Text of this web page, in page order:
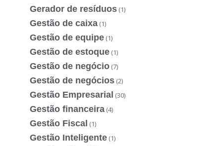
Gerador de resíduos (1)
Gestão de caixa (1)
Gestão de equipe (1)
Gestão de estoque (1)
Gestão de negócio (7)
Gestão de negócios (2)
Gestão Empresarial (30)
Gestão financeira (4)
Gestão Fiscal (1)
Gestão Inteligente (1)